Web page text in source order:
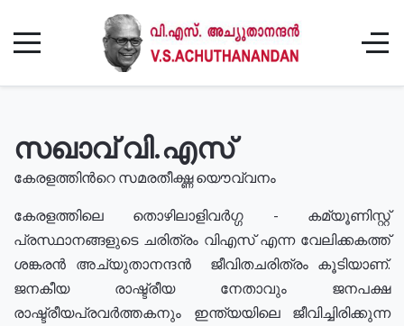
സഖാവ് വി.എസ്
കേരളത്തിൻറെ സമരതീക്ഷ്ണ യൌവ്വനം
കേരളത്തിലെ തൊഴിലാളിവർഗ്ഗ - കമ്യൂണിസ്റ്റ്
പ്രസ്ഥാനങ്ങളുടെ ചരിത്രം വിഎസ് എന്ന വേലിക്കകത്ത്
ശങ്കരൻ അച്യുതാനന്ദൻ ജീവിതചരിത്രം കൂടിയാണ്.
ജനകീയ രാഷ്ട്രീയ നേതാവും ജനപക്ഷ
രാഷ്ട്രീയപ്രവർത്തകനും ഇന്ത്യയിലെ ജീവിച്ചിരിക്കുന്ന